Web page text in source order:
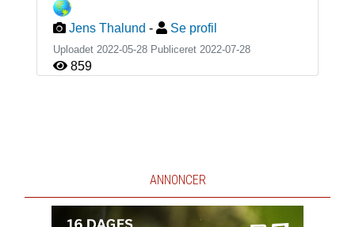
Jens Thalund - Se profil
Uploadet 2022-05-28 Publiceret 2022-07-28
859
ANNONCER